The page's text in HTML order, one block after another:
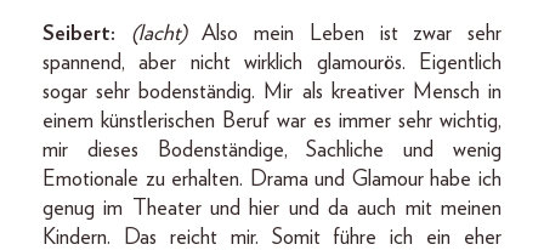
Seibert: (lacht)Also mein Leben ist zwar sehr
spannend, aber nicht wirklich glamourös. Eigentlich
sogar sehr bodenständig. Mir als kreativer Mensch in
einem künstlerischen Beruf war es immer sehr wichtig,
mir dieses Bodenständige, Sachliche und wenig
Emotionale zu erhalten. Drama und Glamour habe ich
genug im Theater und hier und da auch mit meinen
Kindern. Das reicht mir. Somit führe ich ein eher